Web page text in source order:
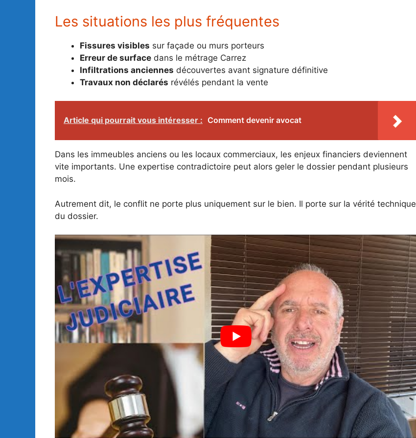
Les situations les plus fréquentes
Fissures visibles sur façade ou murs porteurs
Erreur de surface dans le métrage Carrez
Infiltrations anciennes découvertes avant signature définitive
Travaux non déclarés révélés pendant la vente
Article qui pourrait vous intéresser : Comment devenir avocat
Dans les immeubles anciens ou les locaux commerciaux, les enjeux financiers deviennent
vite importants. Une expertise contradictoire peut alors geler le dossier pendant plusieurs
mois.
Autrement dit, le conflit ne porte plus uniquement sur le bien. Il porte sur la vérité technique
du dossier.